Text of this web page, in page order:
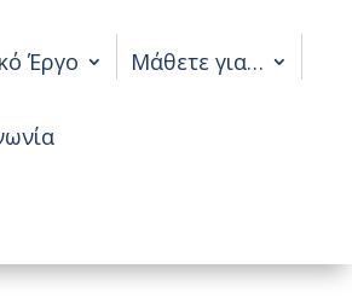
Έργο Μάθετε για…